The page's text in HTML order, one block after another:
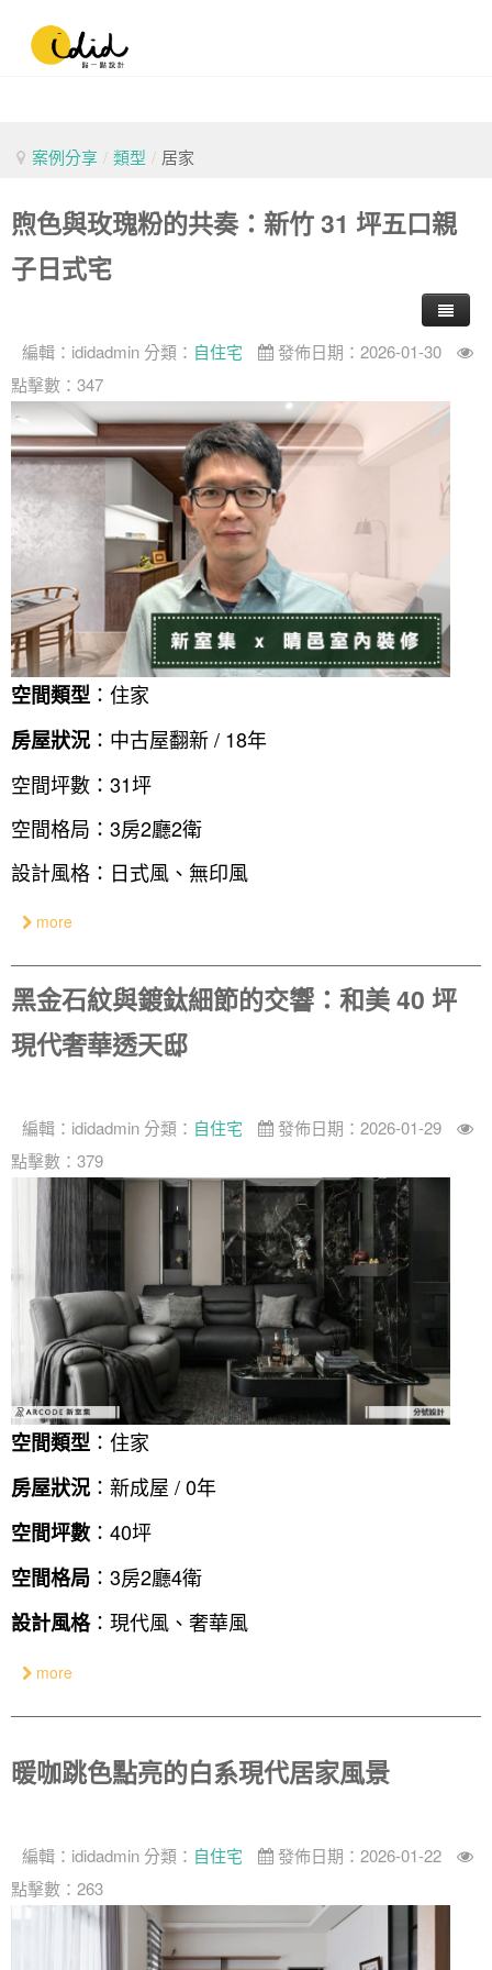
案例分享 / 類型 / 居家
煦色與玫瑰粉的共奏：新竹 31 坪五口親
子日式宅
編輯： ididadmin 分類： 自住宅
發佈日期：2026-01-30
點擊數：347
空間類型 ：住家
房屋狀況 ：中古屋翻新 / 18年
空間坪數：31坪
空間格局：3房2廳2衛
設計風格：日式風、無印風
more
黑金石紋與鍍鈦細節的交響：和美 40 坪
現代奢華透天邸
編輯： ididadmin 分類： 自住宅
發佈日期：2026-01-29
點擊數：379
空間類型 ：住家
房屋狀況 ：新成屋 / 0年
空間坪數 ：40坪
空間格局 ：3房2廳4衛
設計風格：現代風、奢華風
more
暖咖跳色點亮的白系現代居家風景
編輯： ididadmin 分類： 自住宅
發佈日期：2026-01-22
點擊數：263
找設計師
如何使用點一點
裝潢計算機
裝潢進階計算機
裝潢圖紙免費健檢
案例分享
居家
商業空間
其他
面積
小坪數
31~50坪
51坪以上
風格
簡約
休閒
北歐
古典
鄉村
工業
奢華
日式
中式
150萬以內
151萬~250萬
251萬以上
設計好手
台北市
桃園 新竹 竹北
台中
台南 高雄
360環景體驗
你家我家 Podcast
虛擬線上裝潢
房屋仲介方案
室內設計師方案
傢俱建材商方案
一般屋主方案
裝潢輕鬆點
2房2聽 - 基本版
2房2廳 - 精裝版
3房2聽 - 基本版
3房2廳 - 精裝版
設計專欄
系統櫃
居家風水
老屋翻新
主題精選
設計知識+
國外案例
設計私房話
全站搜尋
北部
台北市
新北市
桃園市
新竹市
基隆市
徵設計師